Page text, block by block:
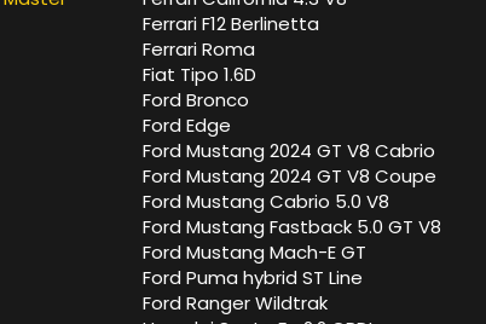
Ferrari F12 Berlinetta
Ferrari Roma
Fiat Tipo 1.6D
Ford Bronco
Ford Edge
Ford Mustang 2024 GT V8 Cabrio
Ford Mustang 2024 GT V8 Coupe
Ford Mustang Cabrio 5.0 V8
Ford Mustang Fastback 5.0 GT V8
Ford Mustang Mach-E GT
Ford Puma hybrid ST Line
Ford Ranger Wildtrak